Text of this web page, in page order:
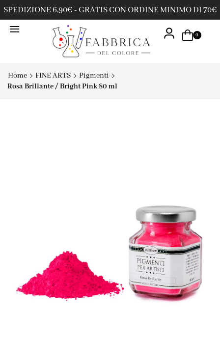
SPEDIZIONE 6,90€ - GRATIS CON ORDINE MINIMO DI 70€
0
Home FINE ARTS
Pigmenti
Rosa Brillante / Bright Pink 80 ml